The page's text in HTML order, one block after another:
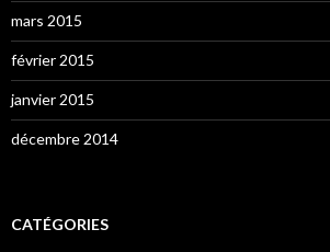
mars 2015
février 2015
janvier 2015
décembre 2014
CATÉGORIES